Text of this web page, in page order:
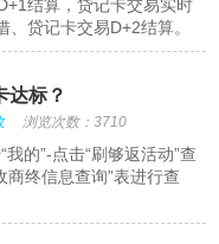
结算，贷记卡交易实时
贷记卡交易D+2结算。
达标？
浏览次数：3710
的”-点击“刷够返活动”查
终信息查询”表进行查